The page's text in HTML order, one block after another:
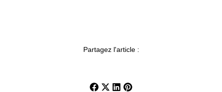
Partagez l'article :